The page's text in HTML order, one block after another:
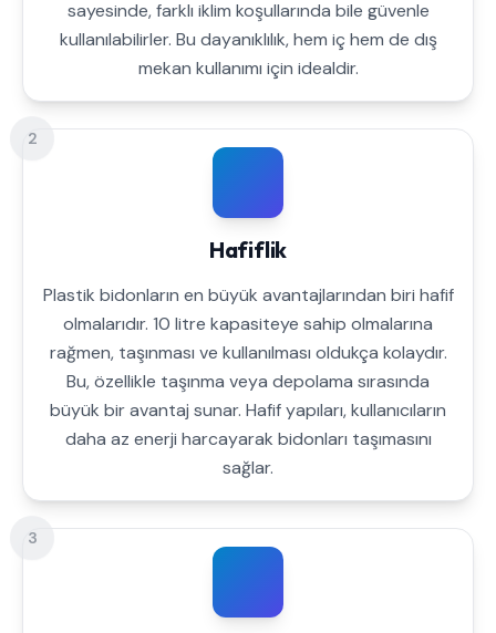
sayesinde, farklı iklim koşullarında bile güvenle
kullanılabilirler. Bu dayanıklılık, hem iç hem de dış
mekan kullanımı için idealdir.
2
Hafiflik
Plastik bidonların en büyük avantajlarından biri hafif
olmalarıdır. 10 litre kapasiteye sahip olmalarına
rağmen, taşınması ve kullanılması oldukça kolaydır.
Bu, özellikle taşınma veya depolama sırasında
büyük bir avantaj sunar. Hafif yapıları, kullanıcıların
daha az enerji harcayarak bidonları taşımasını
sağlar.
3